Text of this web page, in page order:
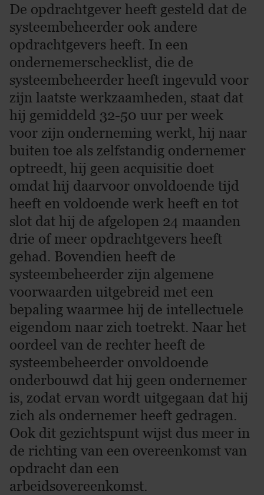
De opdrachtgever heeft gesteld dat de
systeembeheerder ook andere
opdrachtgevers heeft. In een
ondernemerschecklist, die de
systeembeheerder heeft ingevuld voor
zijn laatste werkzaamheden, staat dat
hij gemiddeld 32-50 uur per week
voor zijn onderneming werkt, hij naar
buiten toe als zelfstandig ondernemer
optreedt, hij geen acquisitie doet
omdat hij daarvoor onvoldoende tijd
heeft en voldoende werk heeft en tot
slot dat hij de afgelopen 24 maanden
drie of meer opdrachtgevers heeft
gehad. Bovendien heeft de
systeembeheerder zijn algemene
voorwaarden uitgebreid met een
bepaling waarmee hij de intellectuele
eigendom naar zich toetrekt. Naar het
oordeel van de rechter heeft de
systeembeheerder onvoldoende
onderbouwd dat hij geen ondernemer
is, zodat ervan wordt uitgegaan dat hij
zich als ondernemer heeft gedragen.
Ook dit gezichtspunt wijst dus meer in
de richting van een overeenkomst van
opdracht dan een
arbeidsovereenkomst.